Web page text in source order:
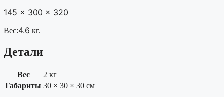
145 x 300 x 320
Вес:4.6 кг.
Детали
Вес
2 кг
Габариты 30 × 30 × 30 см